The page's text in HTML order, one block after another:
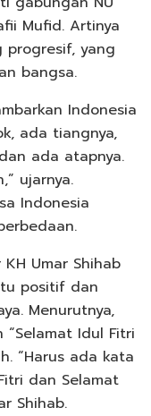
Mufid. Artinya
progresif, yang
bangsa.
Indonesia
ada tiangnya,
ada atapnya.
ujarnya.
Indonesia
Umar Shihab
positif dan
Menurutnya,
Idul Fitri
“Harus ada kata
dan Selamat
Shihab.